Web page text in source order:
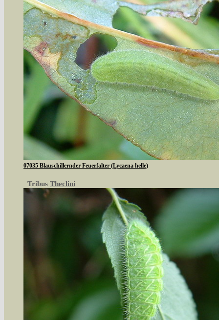
07035 Blauschillernder Feuerfalter (Lycaena helle)
Tribus Theclini